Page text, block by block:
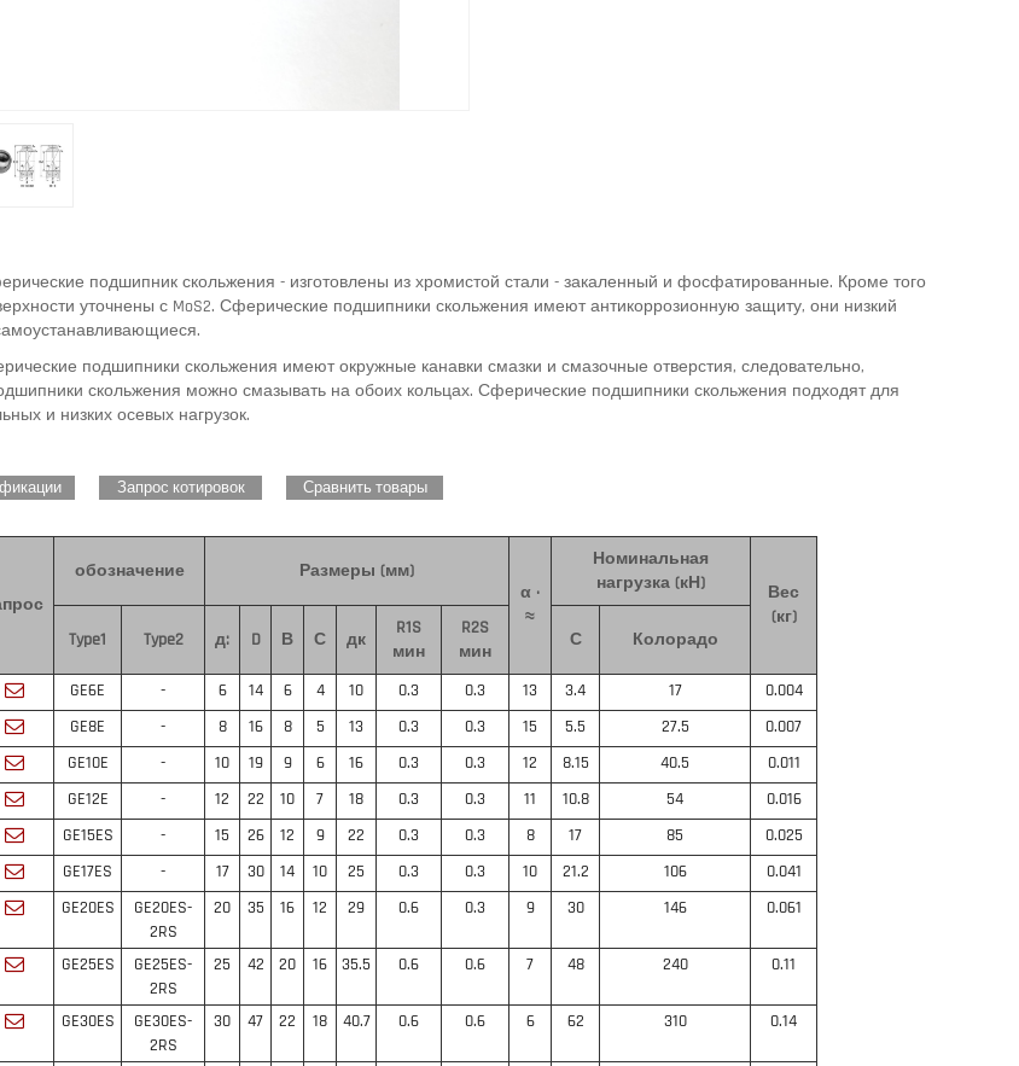
подшипник скольжения - изготовлены из хромистой стали - закаленный и фосфатированные. Кроме того
уточнены с MoS2. Сферические подшипники скольжения имеют антикоррозионную защиту, они низкий
подшипники скольжения имеют окружные канавки смазки и смазочные отверстия, следовательно,
скольжения можно смазывать на обоих кольцах. Сферические подшипники скольжения подходят для
и низких осевых нагрузок.
Запрос котировок Сравнить товары
обозначение
Размеры (мм)
α ·
≈
Номинальная
нагрузка (кН)
Вес
(кг)
Type1
Type2 д: D В С дк
R1S
мин
R2S
мин
С Колорадо
GE6E - 6 14 6 4 10 0.3 0.3 13 3.4 17
0.004
GE8E
- 8 16 8 5 13 0.3 0.3 15 5.5 27.5
0.007
GE10E
- 10 19 9 6 16 0.3 0.3 12 8.15 40.5
0.011
GE12E
- 12 22 10 7 18 0.3 0.3 11 10.8 54
0.016
GE15ES
- 15 26 12 9 22 0.3 0.3 8 17 85
0.025
GE17ES
- 17 30 14 10 25 0.3 0.3 10 21.2 106
0.041
GE20ES
GE20ES-
2RS
20 35 16 12 29 0.6 0.3 9 30 146 0.061
GE25ES
GE25ES-
2RS
25 42 20 16 35.5 0.6 0.6 7 48 240 0.11
GE30ES
GE30ES-
2RS
30 47 22 18 40.7 0.6 0.6 6 62 310 0.14